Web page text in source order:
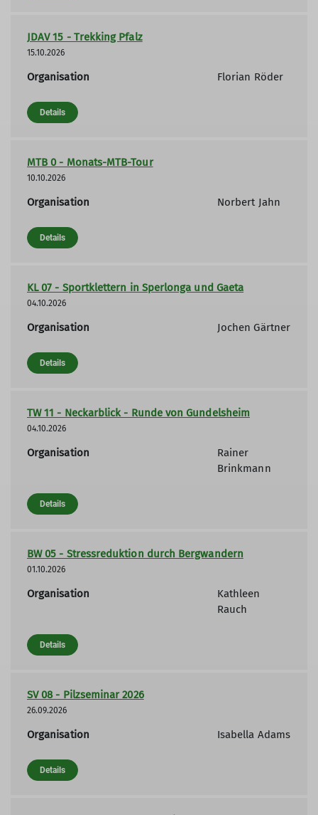
JDAV 15 - Trekking Pfalz
15.10.2026
Organisation Florian Röder
Details
MTB 0 - Monats-MTB-Tour
10.10.2026
Organisation Norbert Jahn
Details
KL 07 - Sportklettern in Sperlonga und Gaeta
04.10.2026
Organisation Jochen Gärtner
Details
TW 11 - Neckarblick - Runde von Gundelsheim
04.10.2026
Organisation
Rainer
Brinkmann
Details
BW 05 - Stressreduktion durch Bergwandern
01.10.2026
Organisation
Kathleen
Rauch
Details
SV 08 - Pilzseminar 2026
26.09.2026
Organisation Isabella Adams
Details